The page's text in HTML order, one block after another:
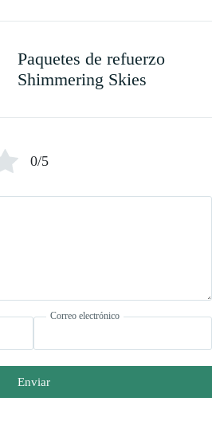
Paquetes de refuerzo
Shimmering Skies
0/5
Correo electrónico
Enviar